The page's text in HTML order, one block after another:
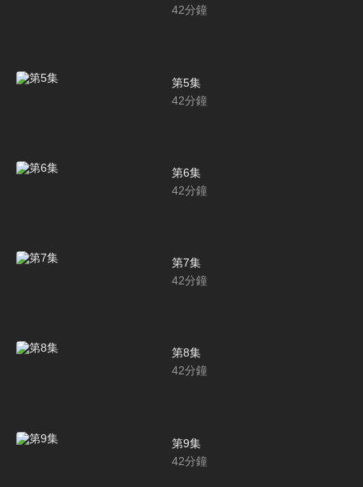
42分鐘
第5集
42分鐘
第6集
42分鐘
第7集
42分鐘
第8集
42分鐘
第9集
42分鐘